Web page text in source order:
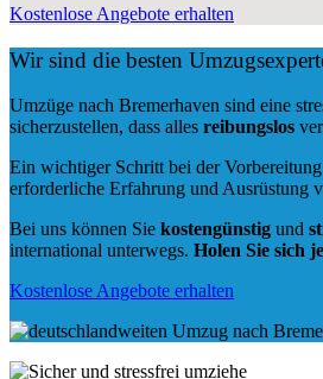
Kostenlose Angebote erhalten
Wir sind die besten
Umzüge nach Bremerhaven sind eine
sicherzustellen, dass alles reibungslos
Ein wichtiger Schritt bei der
erforderliche Erfahrung und Ausrüstung
Bei uns können Sie kostengünstig und
international unterwegs. Holen Sie sich
Kostenlose Angebote erhalten